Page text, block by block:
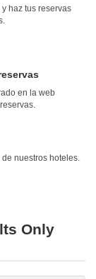
haz tus reservas
en la web
nuestros hoteles.
Only